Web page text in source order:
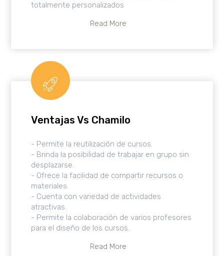
totalmente personalizados
Read More
Ventajas Vs Chamilo
- Permite la reutilización de cursos.
- Brinda la posibilidad de trabajar en grupo sin
desplazarse.
- Ofrece la facilidad de compartir recursos o
materiales.
- Cuenta con variedad de actividades
atractivas.
- Permite la colaboración de varios profesores
para el diseño de los cursos.
Read More